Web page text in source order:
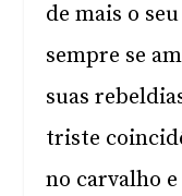
de mais o
sempre se
suas
triste
no carvalho